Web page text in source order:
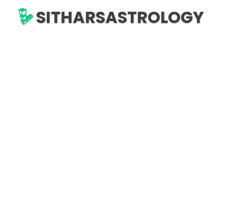
SITHARSASTROLOGY